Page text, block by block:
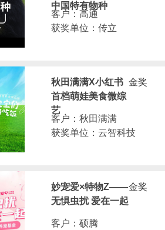
中国特有物种
客户：高通
获奖单位：传立
金奖
秋田满满X小红书
首档萌娃美食微综
艺
客户：秋田满满
获奖单位：云智科技
金奖
妙宠爱×特物Z——
无惧虫扰 爱在一起
客户：硕腾